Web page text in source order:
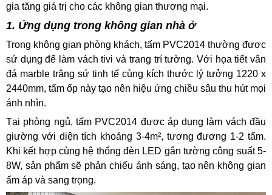
gia tăng giá trị cho các không gian thương mại.
1. Ứng dụng trong không gian nhà ở
Trong không gian phòng khách, tấm PVC2014 thường được
sử dụng để làm vách tivi và trang trí tường. Với họa tiết vân
đá marble trắng sứ tinh tế cùng kích thước lý tưởng 1220 x
2440mm, tấm ốp này tạo nên hiệu ứng chiều sâu thu hút mọi
ánh nhìn.
Tại phòng ngủ, tấm PVC2014 được áp dụng làm vách đầu
giường với diện tích khoảng 3-4m², tương đương 1-2 tấm.
Khi kết hợp cùng hệ thống đèn LED gắn tường công suất 5-
8W, sản phẩm sẽ phản chiếu ánh sáng, tạo nên không gian
ấm áp và sang trọng.